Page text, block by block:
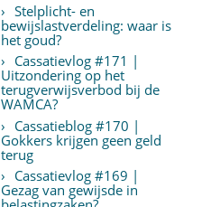
Stelplicht- en
bewijslastverdeling: waar is
het goud?
Cassatievlog #171 |
Uitzondering op het
terugverwijsverbod bij de
WAMCA?
Cassatieblog #170 |
Gokkers krijgen geen geld
terug
Cassatievlog #169 |
Gezag van gewijsde in